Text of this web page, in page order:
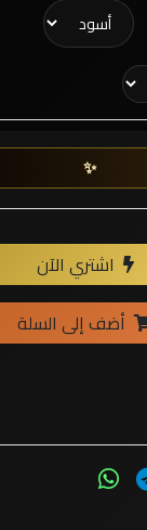
✨
اشتري الآن
أضف إلى السلة